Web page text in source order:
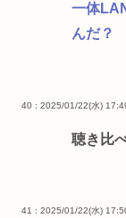
一体
んだ？
40 : 2025/01/22(水)
聴き比
41 : 2025/01/22(水)